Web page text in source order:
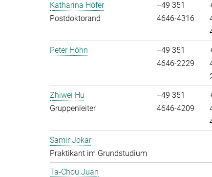
Katharina Höfer
Postdoktorand
+49 351
4646-4316
Peter Höhn
+49 351
4646-2229
Zhiwei Hu
Gruppenleiter
+49 351
4646-4209
Samir Jokar
Praktikant im Grundstudium
Ta-Chou Juan